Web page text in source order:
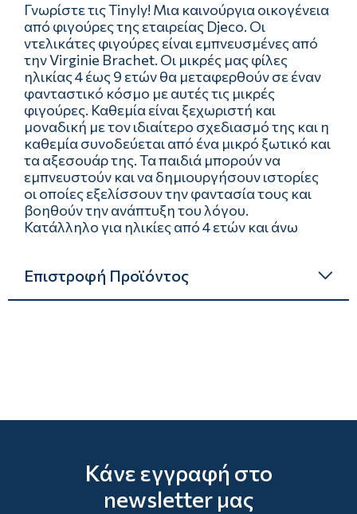
Γνωρίστε τις Tinyly! Μια καινούργια οικογένεια
από φιγούρες της εταιρείας Djeco. Οι
ντελικάτες φιγούρες είναι εμπνευσμένες από
την Virginie Brachet. Οι μικρές μας φίλες
ηλικίας 4 έως 9 ετών θα μεταφερθούν σε έναν
φανταστικό κόσμο με αυτές τις μικρές
φιγούρες. Καθεμία είναι ξεχωριστή και
μοναδική με τον ιδιαίτερο σχεδιασμό της και η
καθεμία συνοδεύεται από ένα μικρό ξωτικό και
τα αξεσουάρ της. Τα παιδιά μπορούν να
εμπνευστούν και να δημιουργήσουν ιστορίες
οι οποίες εξελίσσουν την φαντασία τους και
βοηθούν την ανάπτυξη του λόγου.
Κατάλληλο για ηλικίες από 4 ετών και άνω
Επιστροφή Προϊόντος
Κάνε εγγραφή στο
newsletter μας